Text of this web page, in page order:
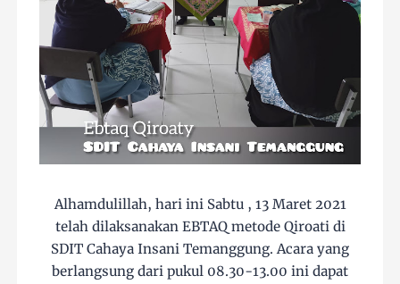
Alhamdulillah, hari ini Sabtu , 13 Maret 2021
telah dilaksanakan EBTAQ metode Qiroati di
SDIT Cahaya Insani Temanggung. Acara yang
berlangsung dari pukul 08.30-13.00 ini dapat